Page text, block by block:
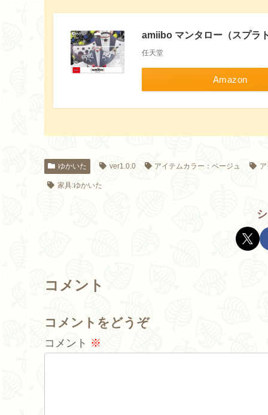
amiibo マンタロー（スプラ
任天堂
Amazon
ゆかいた ver1.0.0 アイテムカラー：ベージュ
家具:ゆかいた
コメント
コメントをどうぞ
コメント ※